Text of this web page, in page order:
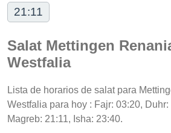
21:11
Salat Mettingen
Westfalia
Lista de horarios de salat para
Westfalia para hoy : Fajr: 03:20, Duhr:
Magreb: 21:11, Isha: 23:40.